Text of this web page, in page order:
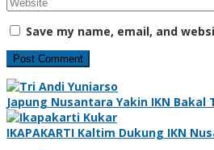
Save my name, email, and
Japung Nusantara Yakin IKN Bakal
IKAPAKARTI Kaltim Dukung IKN